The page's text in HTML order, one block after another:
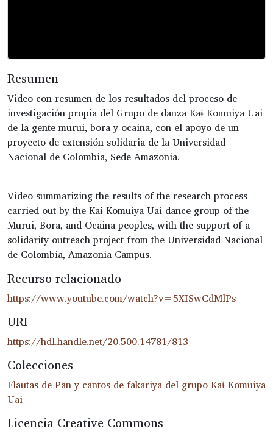
Resumen
Video con resumen de los resultados del proceso de
investigación propia del Grupo de danza Kaɨ Komuiya Uai
de la gente murui, bora y ocaina, con el apoyo de un
proyecto de extensión solidaria de la Universidad
Nacional de Colombia, Sede Amazonia.
Video summarizing the results of the research process
carried out by the Kaɨ Komuiya Uai dance group of the
Murui, Bora, and Ocaina peoples, with the support of a
solidarity outreach project from the Universidad Nacional
de Colombia, Amazonia Campus.
Recurso relacionado
https://www.youtube.com/watch?v=5XISwCdMlPs
URI
https://hdl.handle.net/20.500.14781/813
Colecciones
Flautas de Pan y cantos de fakariya del grupo Kaɨ Komuiya
Uai
Licencia Creative Commons